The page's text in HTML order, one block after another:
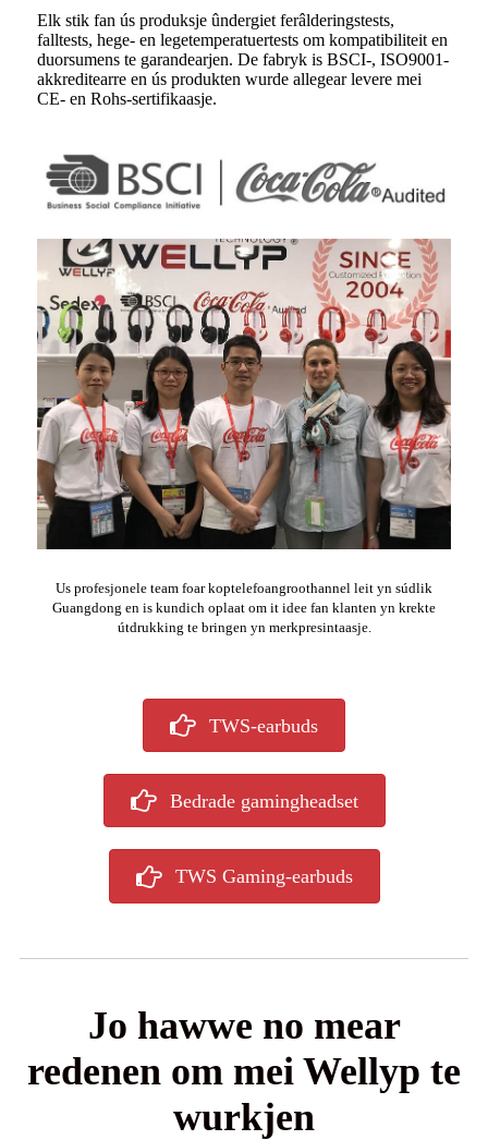
Elk stik fan ús produksje ûndergiet ferâlderingstests,
falltests, hege- en legetemperatuertests om kompatibiliteit en
duorsumens te garandearjen. De fabryk is BSCI-, ISO9001-
akkreditearre en ús produkten wurde allegear levere mei
CE- en Rohs-sertifikaasje.
Us profesjonele team foar koptelefoangroothannel leit yn súdlik
Guangdong en is kundich oplaat om it idee fan klanten yn krekte
útdrukking te bringen yn merkpresintaasje.
TWS-earbuds
Bedrade gamingheadset
TWS Gaming-earbuds
Jo hawwe no mear
redenen om mei Wellyp te
wurkjen